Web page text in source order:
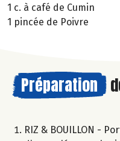
1 c. à café de Cumin
1 pincée de Poivre
Préparation
RIZ & BOUILLON -